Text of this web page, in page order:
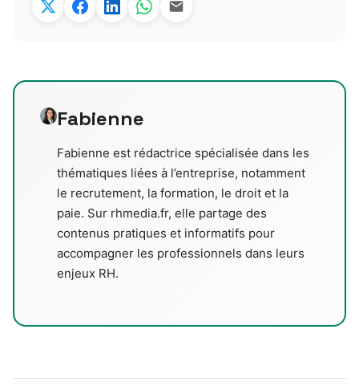
Fabienne
Fabienne est rédactrice spécialisée dans les
thématiques liées à l’entreprise, notamment
le recrutement, la formation, le droit et la
paie. Sur rhmedia.fr, elle partage des
contenus pratiques et informatifs pour
accompagner les professionnels dans leurs
enjeux RH.